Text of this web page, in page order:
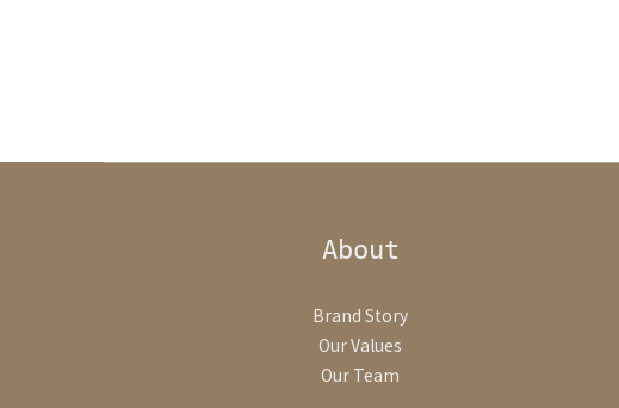
About
Brand Story
Our Values
Our Team